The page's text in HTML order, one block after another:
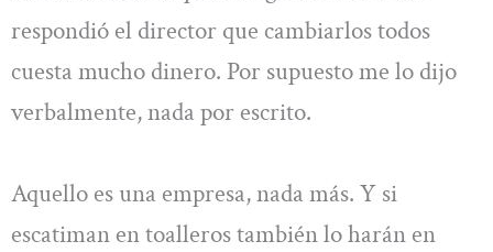
respondió el director que cambiarlos todos
cuesta mucho dinero. Por supuesto me lo dijo
verbalmente, nada por escrito.
Aquello es una empresa, nada más. Y si
escatiman en toalleros también lo harán en